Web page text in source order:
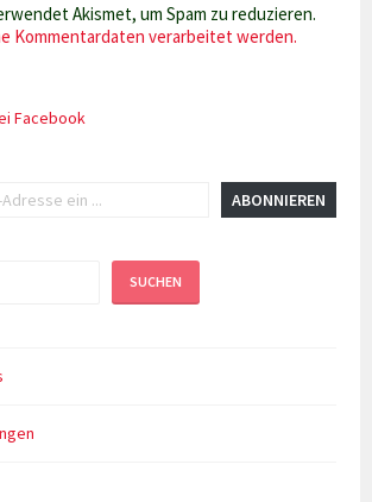
Akismet, um Spam zu reduzieren.
Kommentardaten verarbeitet werden.
Facebook
ABONNIEREN
SUCHEN